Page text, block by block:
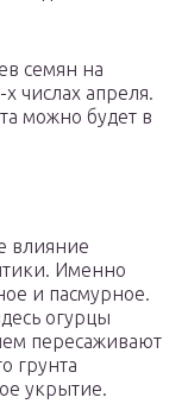
семян на
числах апреля.
можно будет в
влияние
Именно
и пасмурное.
огурцы
пересаживают
грунта
укрытие.